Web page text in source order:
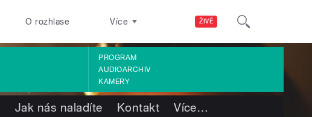
ŽIVĚ
O rozhlase Více
PROGRAM
AUDIOARCHIV
KAMERY
Jak nás naladíte Kontakt Více…